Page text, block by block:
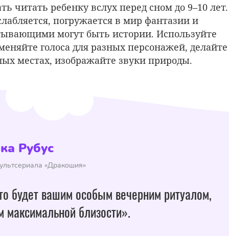
читать ребенку вслух перед сном до 9–10 лет.
погружается в мир фантазии и
могут быть истории. Используйте
голоса для разных персонажей, делайте
местах, изображайте звуки природы.
Рубус
«Дракошия»
будет вашим особым вечерним ритуалом,
максимальной близости».